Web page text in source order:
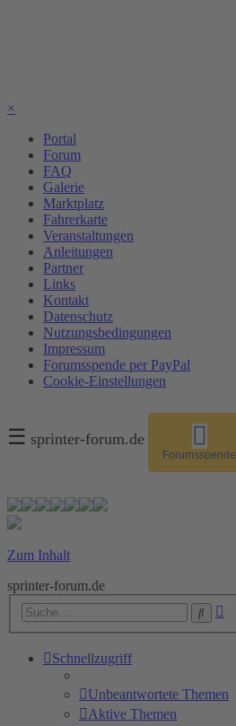
×
Portal
Forum
FAQ
Galerie
Marktplatz
Fahrerkarte
Veranstaltungen
Anleitungen
Partner
Links
Kontakt
Datenschutz
Nutzungsbedingungen
Impressum
Forumsspende per PayPal
Cookie-Einstellungen
☰ sprinter-forum.de
Forumsspende
Zum Inhalt
sprinter-forum.de
Suche
Schnellzugriff
Unbeantwortete Themen
Aktive Themen